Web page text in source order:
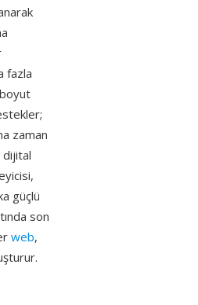
fazla
zaman
dijital
güçlü
son
web,